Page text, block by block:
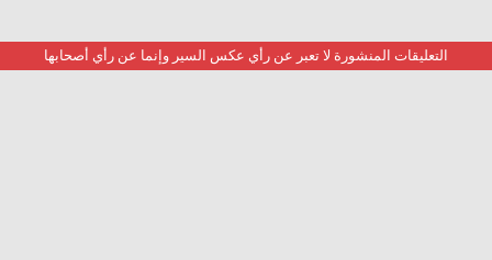
التعليقات المنشورة لا تعبر عن رأي عكس السير وإنما عن رأي أصحابها